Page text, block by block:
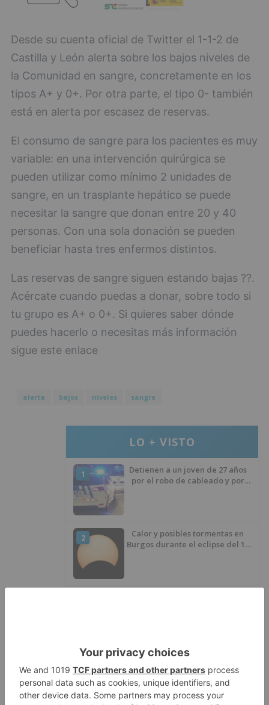
Desde su cuenta oficial de Twitter el 1-1-2 de
Castilla y León alerta sobre los bajos niveles de
la Comunidad en sangre, concretamente en los
tipos A+ y 0+. Por otra parte, el tipo 0- también
está en alerta por escasez de reservas.
El consumo de sangre para los pacientes es muy
variable: en una intervención quirúrgica se
pueden utilizar como mínimo 2 unidades de
sangre, en un trasplante hepático se puede
necesitar la sangre que donan entre 20 y 40
personas. Con una sola donación se pueden
beneficiar hasta tres enfermos distintos.
Las reservas de sangre siguen estando bajas ??.
Acércate cuando puedas a donar, sobre todo si
tu grupo es A+ o 0+. Si quieres saber dónde
puedes hacerlo o necesitas más información
sigue este enlace
alerta bajos niveles sangre
LO + VISTO
1
Detienen a un joven de 27 años
por el robo de cableado y por
2
Calor y posibles tormentas en
Burgos durante el eclipse del 12
4
El Burgos CF anuncia que Álex
Lizancos ha sido operado con
éxito del menisco de su rodilla
izquierda